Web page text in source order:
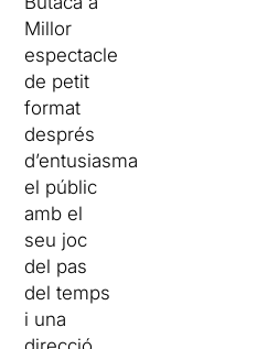
Millor
espectacle
de petit
format
després
d’entusiasmar
el públic
amb el
seu joc
del pas
del temps
i una